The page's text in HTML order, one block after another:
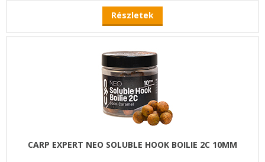
Részletek
CARP EXPERT NEO SOLUBLE HOOK BOILIE 2C 10MM